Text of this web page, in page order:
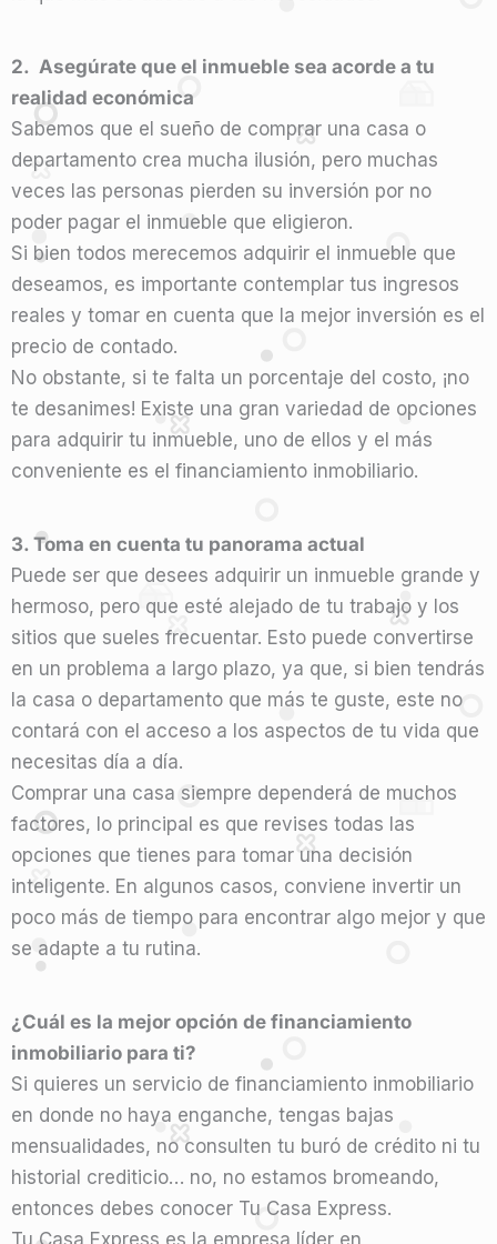
2. Asegúrate que el inmueble sea acorde a tu
realidad económica
Sabemos que el sueño de comprar una casa o
departamento crea mucha ilusión, pero muchas
veces las personas pierden su inversión por no
poder pagar el inmueble que eligieron.
Si bien todos merecemos adquirir el inmueble que
deseamos, es importante contemplar tus ingresos
reales y tomar en cuenta que la mejor inversión es el
precio de contado.
No obstante, si te falta un porcentaje del costo, ¡no
te desanimes! Existe una gran variedad de opciones
para adquirir tu inmueble, uno de ellos y el más
conveniente es el financiamiento inmobiliario.
3. Toma en cuenta tu panorama actual
Puede ser que desees adquirir un inmueble grande y
hermoso, pero que esté alejado de tu trabajo y los
sitios que sueles frecuentar. Esto puede convertirse
en un problema a largo plazo, ya que, si bien tendrás
la casa o departamento que más te guste, este no
contará con el acceso a los aspectos de tu vida que
necesitas día a día.
Comprar una casa siempre dependerá de muchos
factores, lo principal es que revises todas las
opciones que tienes para tomar una decisión
inteligente. En algunos casos, conviene invertir un
poco más de tiempo para encontrar algo mejor y que
se adapte a tu rutina.
¿Cuál es la mejor opción de financiamiento
inmobiliario para ti?
Si quieres un servicio de financiamiento inmobiliario
en donde no haya enganche, tengas bajas
mensualidades, no consulten tu buró de crédito ni tu
historial crediticio… no, no estamos bromeando,
entonces debes conocer Tu Casa Express.
Tu Casa Express es la empresa líder en